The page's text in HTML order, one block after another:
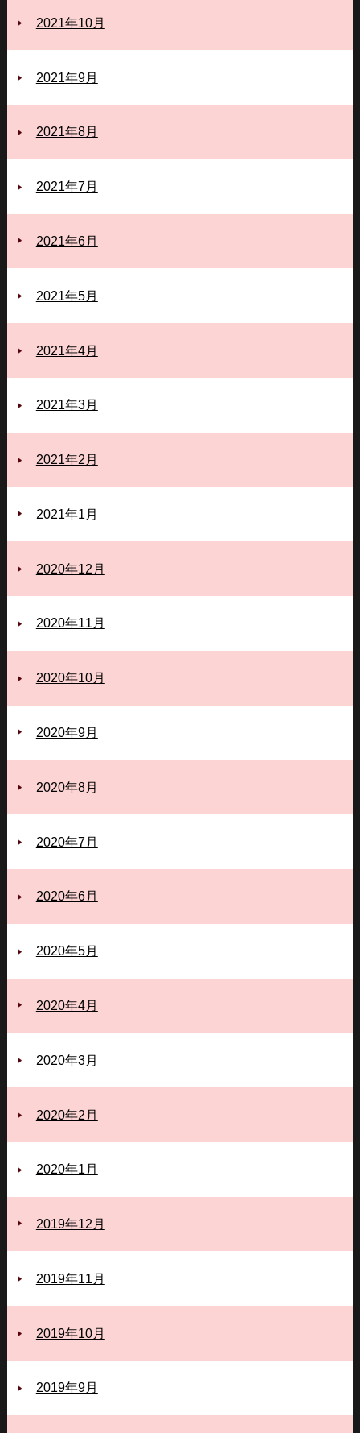
2021年10月
2021年9月
2021年8月
2021年7月
2021年6月
2021年5月
2021年4月
2021年3月
2021年2月
2021年1月
2020年12月
2020年11月
2020年10月
2020年9月
2020年8月
2020年7月
2020年6月
2020年5月
2020年4月
2020年3月
2020年2月
2020年1月
2019年12月
2019年11月
2019年10月
2019年9月